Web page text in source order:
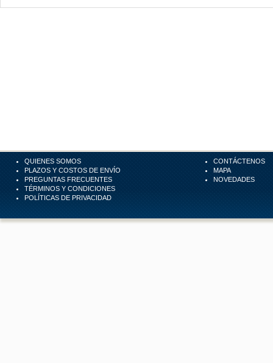
QUIENES SOMOS
PLAZOS Y COSTOS DE ENVÍO
PREGUNTAS FRECUENTES
TÉRMINOS Y CONDICIONES
POLÍTICAS DE PRIVACIDAD
CONTÁCTENOS
MAPA
NOVEDADES